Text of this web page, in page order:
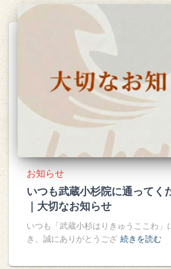
お知らせ
いつも武蔵小杉院に通ってく
｜大切なお知らせ
いつも「武蔵小杉はりきゅうここわ」
き、誠にありがとうござ 続きを読む